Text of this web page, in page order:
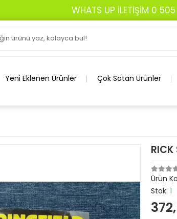
WHATS UP İLETİŞİM 0
Yeni Eklenen Ürünler Çok Satan Ürünler
RICK
Ürün
Stok: 1